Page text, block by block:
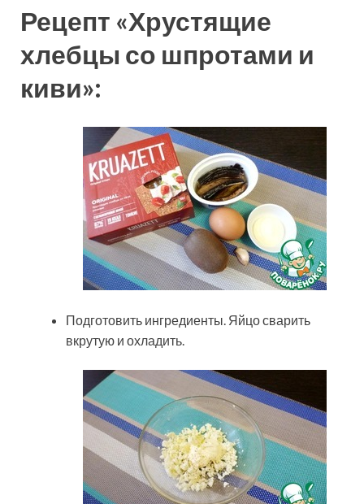
Рецепт «Хрустящие
хлебцы со шпротами и
киви»:
Подготовить ингредиенты. Яйцо сварить
вкрутую и охладить.